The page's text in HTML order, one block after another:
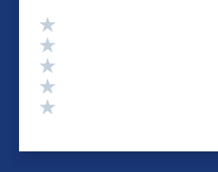
Valutazione